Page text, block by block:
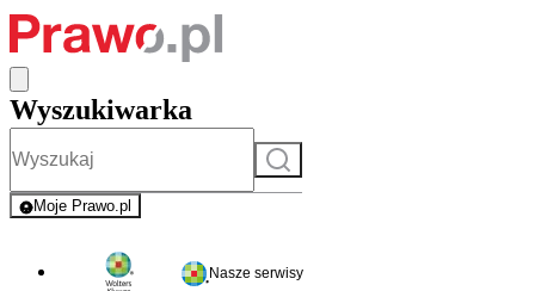
Wyszukiwarka
Szukaj
Moje Prawo.pl
- rejestracja i logowanie do serwisu
Nasze serwisy